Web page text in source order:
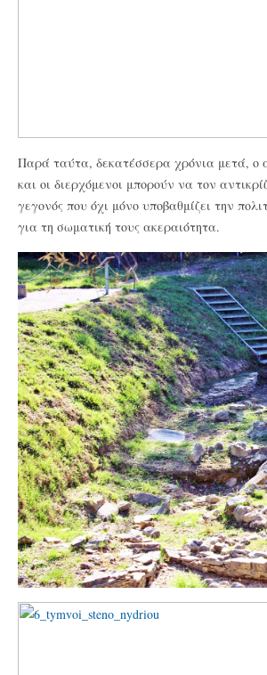
Παρά ταύτα, δεκατέσσερα χρόνια μετά, ο
και οι διερχόμενοι μπορούν να τον
γεγονός που όχι μόνο υποβαθμίζει την
για τη σωματική τους ακεραιότητα.